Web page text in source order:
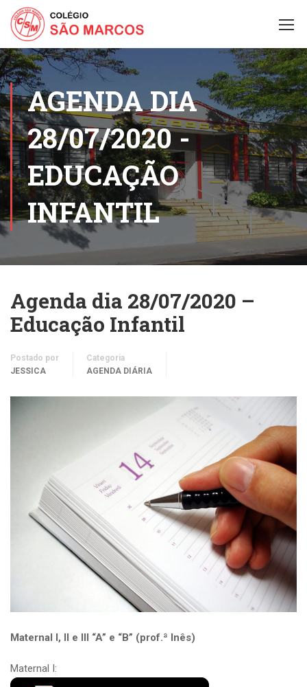
AGENDA DIA
28/07/2020 -
EDUCAÇÃO
INFANTIL
Agenda dia 28/07/2020 –
Educação Infantil
Postado por
JESSICA
Categoria
AGENDA DIÁRIA
Maternal I, II e III “A” e “B” (prof.ª Inês)
Maternal I: